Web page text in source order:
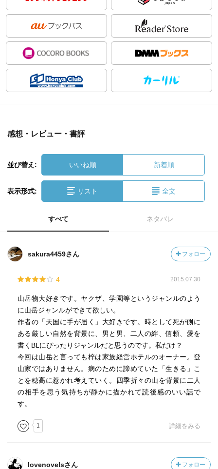
感想・レビュー・書評
並び替え: いいね順 新着順
表示形式: リスト 全文
すべて ネタバレ
sakura4459さん フォロー
4 2015.07.30
山岳物大好きです。ヤクザ、学園等というジャンルのよう
に山岳ジャンルができて欲しい。
作者の「天国に手が届く」大好きです。時として死が側に
ある厳しい自然を背景に、男と男、二人の絆、信頼、愛を
書くBLにぴったりジャンルだと思うのです。私だけ？
今回は山岳と言っても梓は家族経営ホテルのオーナー。登
山家ではありません。病のために諦めていた「生きる」こ
とを穂高に惹かれ考えていく。四季折々の山を背景に二人
の相手を思う気持ちが静かに描かれて読後感のいい話で
す。
1 詳細をみる
lovenovelsさん フォロー